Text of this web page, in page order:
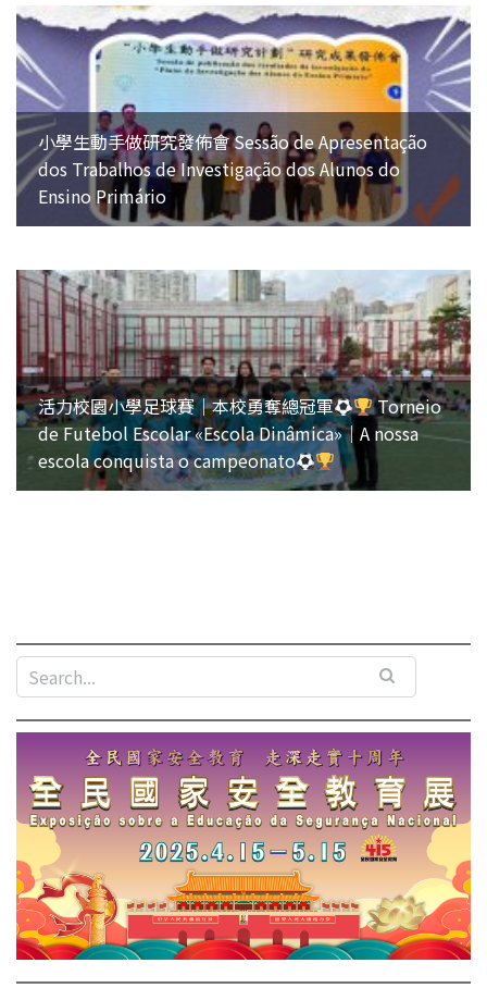
小學生動手做研究發佈會 Sessão de Apresentação
dos Trabalhos de Investigação dos Alunos do
Ensino Primário
活力校園小學足球賽｜本校勇奪總冠軍
Torneio
de Futebol Escolar «Escola Dinâmica»｜A nossa
escola conquista o campeonato